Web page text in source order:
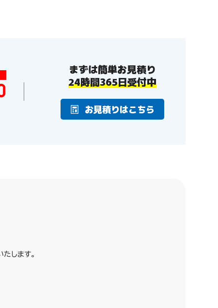
まずは簡単お見積り
24時間365日受付中
お見積りはこちら
します。